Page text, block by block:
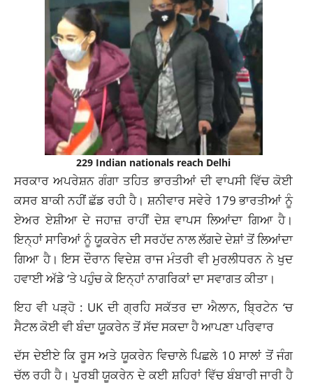
229 Indian nationals reach Delhi
ਸਰਕਾਰ ਅਪਰੇਸ਼ਨ ਗੰਗਾ ਤਹਿਤ ਭਾਰਤੀਆਂ ਦੀ ਵਾਪਸੀ ਵਿੱਚ ਕੋਈ
ਕਸਰ ਬਾਕੀ ਨਹੀਂ ਛੱਡ ਰਹੀ ਹੈ। ਸ਼ਨੀਵਾਰ ਸਵੇਰੇ 179 ਭਾਰਤੀਆਂ ਨੂੰ
ਏਅਰ ਏਸ਼ੀਆ ਦੇ ਜਹਾਜ਼ ਰਾਹੀਂ ਦੇਸ਼ ਵਾਪਸ ਲਿਆਂਦਾ ਗਿਆ ਹੈ।
ਇਨ੍ਹਾਂ ਸਾਰਿਆਂ ਨੂੰ ਯੂਕਰੇਨ ਦੀ ਸਰਹੱਦ ਨਾਲ ਲੱਗਦੇ ਦੇਸ਼ਾਂ ਤੋਂ ਲਿਆਂਦਾ
ਗਿਆ ਹੈ। ਇਸ ਦੌਰਾਨ ਵਿਦੇਸ਼ ਰਾਜ ਮੰਤਰੀ ਵੀ ਮੁਰਲੀਧਰਨ ਨੇ ਖੁਦ
ਹਵਾਈ ਅੱਡੇ ‘ਤੇ ਪਹੁੰਚ ਕੇ ਇਨ੍ਹਾਂ ਨਾਗਰਿਕਾਂ ਦਾ ਸਵਾਗਤ ਕੀਤਾ।
ਇਹ ਵੀ ਪੜ੍ਹੋ : UK ਦੀ ਗ੍ਰਹਿ ਸਕੱਤਰ ਦਾ ਐਲਾਨ, ਬ੍ਰਿਟੇਨ ‘ਚ
ਸੈਟਲ ਕੋਈ ਵੀ ਬੰਦਾ ਯੂਕਰੇਨ ਤੋਂ ਸੱਦ ਸਕਦਾ ਹੈ ਆਪਣਾ ਪਰਿਵਾਰ
ਦੱਸ ਦੇਈਏ ਕਿ ਰੂਸ ਅਤੇ ਯੂਕਰੇਨ ਵਿਚਾਲੇ ਪਿਛਲੇ 10 ਸਾਲਾਂ ਤੋਂ ਜੰਗ
ਚੱਲ ਰਹੀ ਹੈ। ਪੂਰਬੀ ਯੂਕਰੇਨ ਦੇ ਕਈ ਸ਼ਹਿਰਾਂ ਵਿੱਚ ਬੰਬਾਰੀ ਜਾਰੀ ਹੈ